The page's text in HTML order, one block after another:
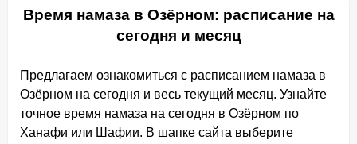
Время намаза в Озёрном: расписание на
сегодня и месяц
Предлагаем ознакомиться с расписанием намаза в
Озёрном на сегодня и весь текущий месяц. Узнайте
точное время намаза на сегодня в Озёрном по
Ханафи или Шафии. В шапке сайта выберите